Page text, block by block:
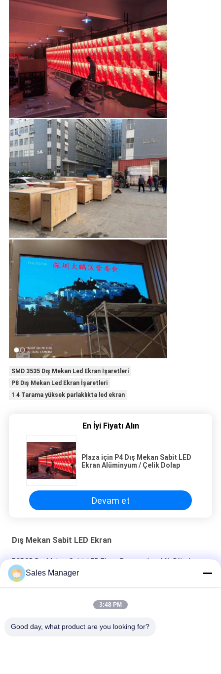
SMD 3535 Dış Mekan Led Ekran İşaretleri
P8 Dış Mekan Led Ekran İşaretleri
1 4 Tarama yüksek parlaklıkta led ekran
En İyi Fiyatı Alın
Plaza için P4 Dış Mekan Sabit LED
Ekran Alüminyum / Çelik Dolap
Devam et
Dış Mekan Sabit LED Ekran
P3RGB Dış Mekan Sabit LED Ekran Programlanabilir Dijital
Reklam Panosu
Kiralık Sabit Kurulum için P3.91 Açıkhava Reklamcılığı LED Ekran
Yüksek Parlaklık P5 RGB Dış Mekan Sabit LED Ekran
Sales Manager
3:48 PM
Good day, what product are you looking for?